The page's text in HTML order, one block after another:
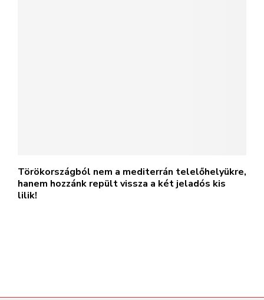
Törökországból nem a mediterrán telelőhelyükre,
hanem hozzánk repült vissza a két jeladós kis
lilik!